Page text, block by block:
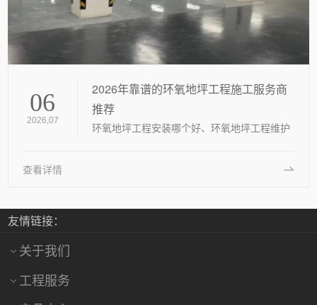
06
2026,07
2026年靠谱的环氧地坪工程施工服务商
推荐
环氧地坪工程安装哪个好、环氧地坪工程维护
查看详情
友情链接：
关于我们
工程服务